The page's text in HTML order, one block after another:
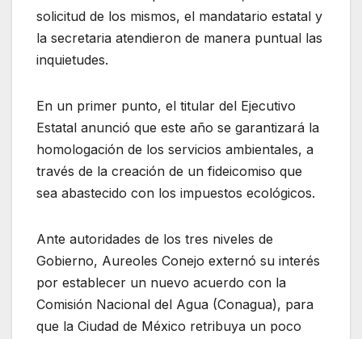
solicitud de los mismos, el mandatario estatal y
la secretaria atendieron de manera puntual las
inquietudes.
En un primer punto, el titular del Ejecutivo
Estatal anunció que este año se garantizará la
homologación de los servicios ambientales, a
través de la creación de un fideicomiso que
sea abastecido con los impuestos ecológicos.
Ante autoridades de los tres niveles de
Gobierno, Aureoles Conejo externó su interés
por establecer un nuevo acuerdo con la
Comisión Nacional del Agua (Conagua), para
que la Ciudad de México retribuya un poco